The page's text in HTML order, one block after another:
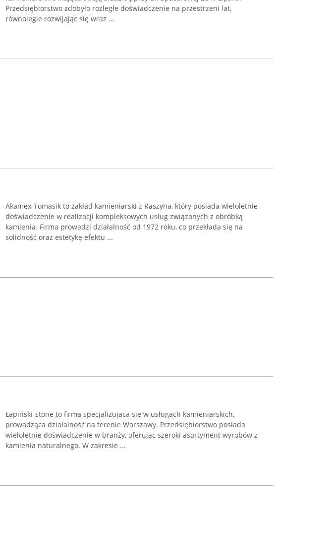
Przedsiębiorstwo zdobyło rozległe doświadczenie na przestrzeni lat,
równolegle rozwijając się wraz ...
Akamex-Tomasik to zakład kamieniarski z Raszyna, który posiada wieloletnie
doświadczenie w realizacji kompleksowych usług związanych z obróbką
kamienia. Firma prowadzi działalność od 1972 roku, co przekłada się na
solidność oraz estetykę efektu ...
Łapiński-stone to firma specjalizująca się w usługach kamieniarskich,
prowadząca działalność na terenie Warszawy. Przedsiębiorstwo posiada
wieloletnie doświadczenie w branży, oferując szeroki asortyment wyrobów z
kamienia naturalnego. W zakresie ...